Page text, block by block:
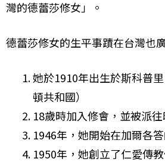
灣的德蕾莎修女」。
德蕾莎修女的生平事蹟在台灣也
她於1910年出生於斯科普
頓共和國）
18歲時加入修會，並被派
1946年，她開始在加爾各
1950年，她創立了仁愛傳